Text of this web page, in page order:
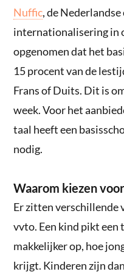
Nuffic, de
internationalisering in
opgenomen dat het
15 procent van de
Frans of Duits. Dit is
week. Voor het
taal heeft een
nodig.
Waarom kiezen
Er zitten verschillende
vvto. Een kind pikt
makkelijker op, hoe
krijgt. Kinderen zijn